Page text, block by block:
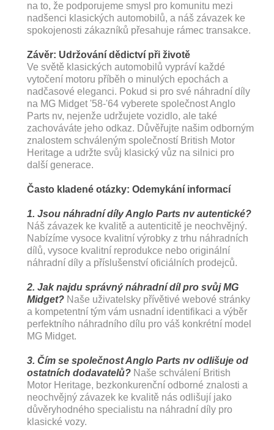
na to, že podporujeme smysl pro komunitu mezi
nadšenci klasických automobilů, a náš závazek ke
spokojenosti zákazníků přesahuje rámec transakce.
Závěr: Udržování dědictví při životě
Ve světě klasických automobilů vypráví každé
vytočení motoru příběh o minulých epochách a
nadčasové eleganci. Pokud si pro své náhradní díly
na MG Midget '58-'64 vyberete společnost Anglo
Parts nv, nejenže udržujete vozidlo, ale také
zachováváte jeho odkaz. Důvěřujte našim odborným
znalostem schváleným společností British Motor
Heritage a udržte svůj klasický vůz na silnici pro
další generace.
Často kladené otázky: Odemykání informací
1. Jsou náhradní díly Anglo Parts nv autentické?
Náš závazek ke kvalitě a autenticitě je neochvějný.
Nabízíme vysoce kvalitní výrobky z trhu náhradních
dílů, vysoce kvalitní reprodukce nebo originální
náhradní díly a příslušenství oficiálních prodejců.
2. Jak najdu správný náhradní díl pro svůj MG
Midget? Naše uživatelsky přívětivé webové stránky
a kompetentní tým vám usnadní identifikaci a výběr
perfektního náhradního dílu pro váš konkrétní model
MG Midget.
3. Čím se společnost Anglo Parts nv odlišuje od
ostatních dodavatelů? Naše schválení British
Motor Heritage, bezkonkurenční odborné znalosti a
neochvějný závazek ke kvalitě nás odlišují jako
důvěryhodného specialistu na náhradní díly pro
klasické vozy.